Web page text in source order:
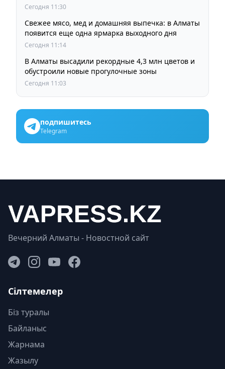
Сегодня 11:30
Свежее мясо, мед и домашняя выпечка: в Алматы
появится еще одна ярмарка выходного дня
Сегодня 11:14
В Алматы высадили рекордные 4,3 млн цветов и
обустроили новые прогулочные зоны
Сегодня 11:03
подпишитесь
Telegram
Вечерний Алматы - Новостной сайт
Сілтемелер
Біз туралы
Байланыс
Жарнама
Жазылу